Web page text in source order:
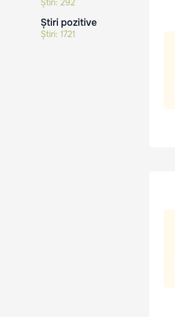
Știri: 292
Știri pozitive
Știri: 1721